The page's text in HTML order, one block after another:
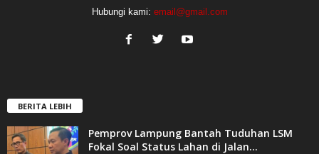
Hubungi kami: email@gmail.com
BERITA LEBIH
Pemprov Lampung Bantah Tuduhan LSM
Fokal Soal Status Lahan di Jalan...